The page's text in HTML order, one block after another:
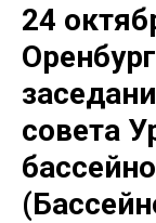
24
совета